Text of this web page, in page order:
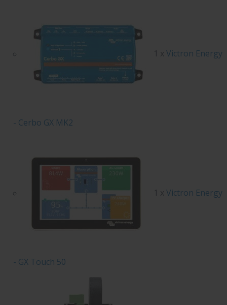
1 x Victron Energy
- Cerbo GX MK2
1 x Victron Energy
- GX Touch 50